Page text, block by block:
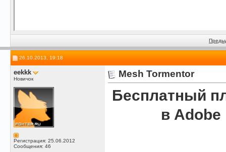
26.10.2013, 19:18
eekkk
Новичок
Регистрация: 25.06.2012
Сообщения: 46
Mesh Tormentor
Бесплатный
в Adobe